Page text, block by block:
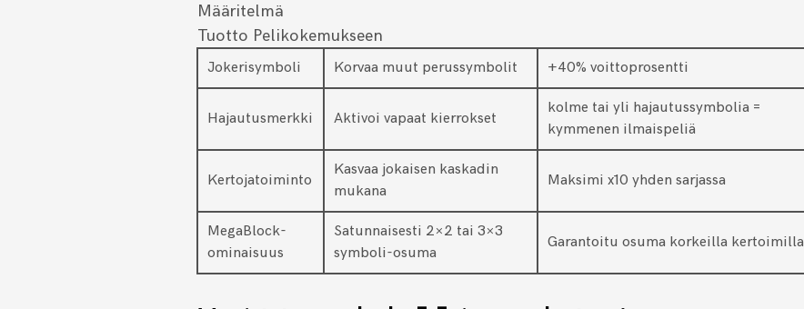
Määritelmä
Tuotto Pelikokemukseen
Jokerisymboli Korvaa muut perussymbolit +40% voittoprosentti
Hajautusmerkki Aktivoi vapaat kierrokset
kolme tai yli hajautussymbolia =
kymmenen ilmaispeliä
Kertojatoiminto
Kasvaa jokaisen kaskadin
mukana
Maksimi x10 yhden sarjassa
MegaBlock-
ominaisuus
Satunnaisesti 2×2 tai 3×3
symboli-osuma
Garantoitu osuma korkeilla kertoimilla